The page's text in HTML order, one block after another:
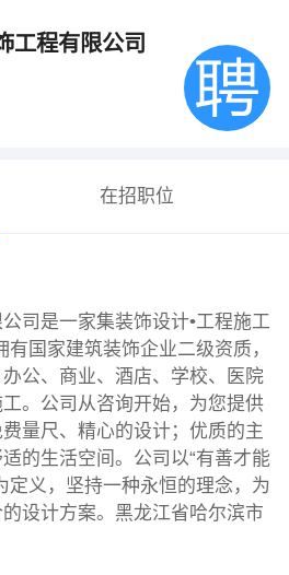
工程有限公司
在招职位
司是一家集装饰设计•工程施工
国家建筑装饰企业二级资质，
公、商业、酒店、学校、医院
。公司从咨询开始，为您提供
量尺、精心的设计；优质的主
的生活空间。公司以“有善才能
定义，坚持一种永恒的理念，为
设计方案。黑龙江省哈尔滨市